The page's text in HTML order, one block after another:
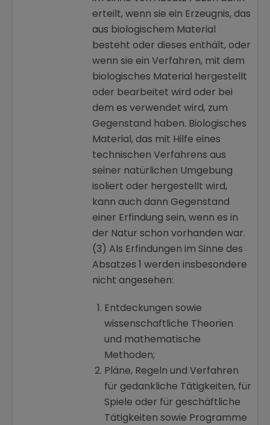
erteilt, wenn sie ein Erzeugnis, das
aus biologischem Material
besteht oder dieses enthält, oder
wenn sie ein Verfahren, mit dem
biologisches Material hergestellt
oder bearbeitet wird oder bei
dem es verwendet wird, zum
Gegenstand haben. Biologisches
Material, das mit Hilfe eines
technischen Verfahrens aus
seiner natürlichen Umgebung
isoliert oder hergestellt wird,
kann auch dann Gegenstand
einer Erfindung sein, wenn es in
der Natur schon vorhanden war.
(3) Als Erfindungen im Sinne des
Absatzes 1 werden insbesondere
nicht angesehen:
Entdeckungen sowie
wissenschaftliche Theorien
und mathematische
Methoden;
Pläne, Regeln und Verfahren
für gedankliche Tätigkeiten, für
Spiele oder für geschäftliche
Tätigkeiten sowie Programme